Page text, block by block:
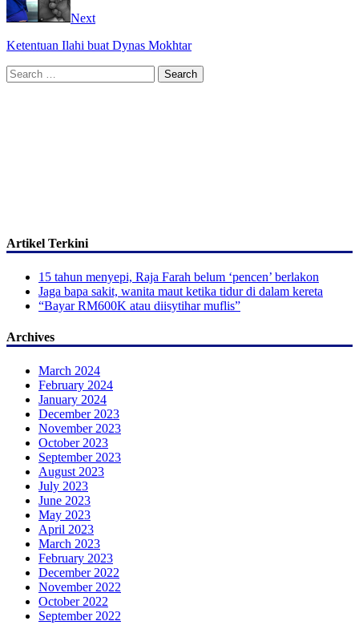
Next
Ketentuan Ilahi buat Dynas Mokhtar
Search
for:
Artikel Terkini
15 tahun menyepi, Raja Farah belum ‘pencen’ berlakon
Jaga bapa sakit, wanita maut ketika tidur di dalam kereta
“Bayar RM600K atau diisytihar muflis”
Archives
March 2024
February 2024
January 2024
December 2023
November 2023
October 2023
September 2023
August 2023
July 2023
June 2023
May 2023
April 2023
March 2023
February 2023
December 2022
November 2022
October 2022
September 2022